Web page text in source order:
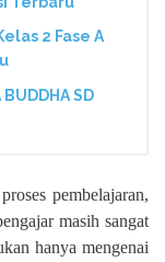
2 Fase A
BUDDHA SD
pembelajaran,
masih sangat
hanya mengenai